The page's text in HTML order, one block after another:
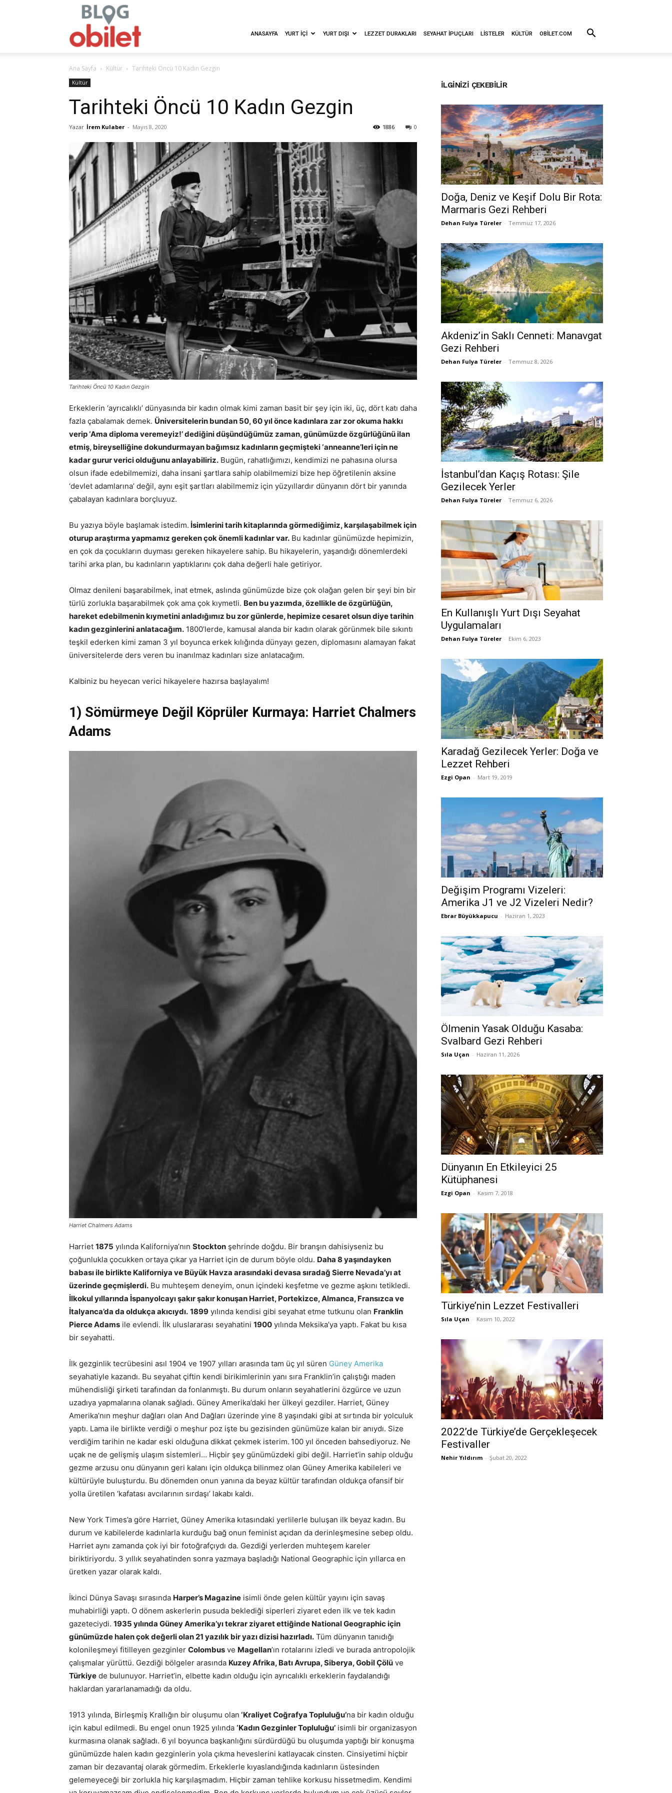
Blog
ANASAYFA YURT İÇI YURT DIŞI LEZZET DURAKLARI SEYAHAT İPUÇLARI LISTELER KÜLTÜR OBILET.COM
Ana Sayfa Kültür Tarihteki Öncü 10 Kadın Gezgin
Kültür
Tarihteki Öncü 10 Kadın Gezgin
Yazar İrem Kulaber - Mayıs 8, 2020 0
1886
Tarihteki Öncü 10 Kadın Gezgin
Erkeklerin ‘ayrıcalıklı’ dünyasında bir kadın olmak kimi zaman basit bir şey için iki, üç, dört katı daha
fazla çabalamak demek. Üniversitelerin bundan 50, 60 yıl önce kadınlara zar zor okuma hakkı
verip ‘Ama diploma veremeyiz!’ dediğini düşündüğümüz zaman, günümüzde özgürlüğünü ilan
etmiş, bireyselliğine dokundurmayan bağımsız kadınların geçmişteki ‘anneanne’leri için ne
kadar gurur verici olduğunu anlayabiliriz. Bugün, rahatlığımızı, kendimizi ne pahasına olursa
olsun ifade edebilmemizi, daha insani şartlara sahip olabilmemizi bize hep öğretilenin aksine
‘devlet adamlarına’ değil, aynı eşit şartları alabilmemiz için yüzyıllardır dünyanın dört bir yanında
çabalayan kadınlara borçluyuz.
Bu yazıya böyle başlamak istedim. İsimlerini tarih kitaplarında görmediğimiz, karşılaşabilmek için
oturup araştırma yapmamız gereken çok önemli kadınlar var. Bu kadınlar günümüzde hepimizin,
en çok da çocukların duyması gereken hikayelere sahip. Bu hikayelerin, yaşandığı dönemlerdeki
tarihi arka plan, bu kadınların yaptıklarını çok daha değerli hale getiriyor.
Olmaz denileni başarabilmek, inat etmek, aslında günümüzde bize çok olağan gelen bir şeyi bin bir
türlü zorlukla başarabilmek çok ama çok kıymetli. Ben bu yazımda, özellikle de özgürlüğün,
hareket edebilmenin kıymetini anladığımız bu zor günlerde, hepimize cesaret olsun diye tarihin
kadın gezginlerini anlatacağım. 1800’lerde, kamusal alanda bir kadın olarak görünmek bile sıkıntı
teşkil ederken kimi zaman 3 yıl boyunca erkek kılığında dünyayı gezen, diplomasını alamayan fakat
üniversitelerde ders veren bu inanılmaz kadınları size anlatacağım.
Kalbiniz bu heyecan verici hikayelere hazırsa başlayalım!
1) Sömürmeye Değil Köprüler Kurmaya: Harriet Chalmers
Adams
Harriet Chalmers Adams
Harriet 1875 yılında Kaliforniya’nın Stockton şehrinde doğdu. Bir branşın dahisiyseniz bu
çoğunlukla çocukken ortaya çıkar ya Harriet için de durum böyle oldu. Daha 8 yaşındayken
babası ile birlikte Kaliforniya ve Büyük Havza arasındaki devasa sıradağ Sierre Nevada’yı at
üzerinde geçmişlerdi. Bu muhteşem deneyim, onun içindeki keşfetme ve gezme aşkını tetikledi.
İlkokul yıllarında İspanyolcayı şakır şakır konuşan Harriet, Portekizce, Almanca, Fransızca ve
İtalyanca’da da oldukça akıcıydı. 1899 yılında kendisi gibi seyahat etme tutkunu olan Franklin
Pierce Adams ile evlendi. İlk uluslararası seyahatini 1900 yılında Meksika’ya yaptı. Fakat bu kısa
bir seyahatti.
İlk gezginlik tecrübesini asıl 1904 ve 1907 yılları arasında tam üç yıl süren Güney Amerika
seyahatiyle kazandı. Bu seyahat çiftin kendi birikimlerinin yanı sıra Franklin’in çalıştığı maden
mühendisliği şirketi tarafından da fonlanmıştı. Bu durum onların seyahatlerini özgürce ve uzun
uzadıya yapmalarına olanak sağladı. Güney Amerika’daki her ülkeyi gezdiler. Harriet, Güney
Amerika’nın meşhur dağları olan And Dağları üzerinde yine 8 yaşındaki gibi at sırtında bir yolculuk
yaptı. Lama ile birlikte verdiği o meşhur poz işte bu gezisinden günümüze kalan bir anıydı. Size
verdiğim tarihin ne kadar eski olduğuna dikkat çekmek isterim. 100 yıl önceden bahsediyoruz. Ne
uçak ne de gelişmiş ulaşım sistemleri… Hiçbir şey günümüzdeki gibi değil. Harriet’in sahip olduğu
gezme arzusu onu dünyanın geri kalanı için oldukça bilinmez olan Güney Amerika kabileleri ve
kültürüyle buluşturdu. Bu dönemden onun yanına da beyaz kültür tarafından oldukça ofansif bir
yolla üretilen ‘kafatası avcılarının sırdaşı’ lakabı kaldı.
New York Times’a göre Harriet, Güney Amerika kıtasındaki yerlilerle buluşan ilk beyaz kadın. Bu
durum ve kabilelerde kadınlarla kurduğu bağ onun feminist açıdan da derinleşmesine sebep oldu.
Harriet aynı zamanda çok iyi bir fotoğrafçıydı da. Gezdiği yerlerden muhteşem kareler
biriktiriyordu. 3 yıllık seyahatinden sonra yazmaya başladığı National Geographic için yıllarca en
üretken yazar olarak kaldı.
İkinci Dünya Savaşı sırasında Harper’s Magazine isimli önde gelen kültür yayını için savaş
muhabirliği yaptı. O dönem askerlerin pusuda beklediği siperleri ziyaret eden ilk ve tek kadın
gazeteciydi. 1935 yılında Güney Amerika’yı tekrar ziyaret ettiğinde National Geographic için
günümüzde halen çok değerli olan 21 yazılık bir yazı dizisi hazırladı. Tüm dünyanın tanıdığı
kolonileşmeyi fitilleyen gezginler Colombus ve Magellan’ın rotalarını izledi ve burada antropolojik
çalışmalar yürüttü. Gezdiği bölgeler arasında Kuzey Afrika, Batı Avrupa, Siberya, Gobil Çölü ve
Türkiye de bulunuyor. Harriet’in, elbette kadın olduğu için ayrıcalıklı erkeklerin faydalandığı
haklardan yararlanamadığı da oldu.
1913 yılında, Birleşmiş Krallığın bir oluşumu olan ‘Kraliyet Coğrafya Topluluğu’na bir kadın olduğu
için kabul edilmedi. Bu engel onun 1925 yılında ‘Kadın Gezginler Topluluğu’ isimli bir organizasyon
kurmasına olanak sağladı. 6 yıl boyunca başkanlığını sürdürdüğü bu oluşumda yaptığı bir konuşma
günümüzde halen kadın gezginlerin yola çıkma heveslerini katlayacak cinsten. Cinsiyetimi hiçbir
zaman bir dezavantaj olarak görmedim. Erkeklerle kıyaslandığında kadınların üstesinden
gelemeyeceği bir zorlukla hiç karşılaşmadım. Hiçbir zaman tehlike korkusu hissetmedim. Kendimi
İLGINIZI ÇEKEBILIR
Doğa, Deniz ve Keşif Dolu Bir Rota:
Marmaris Gezi Rehberi
Dehan Fulya Türeler - Temmuz 17, 2026
Akdeniz’in Saklı Cenneti: Manavgat
Gezi Rehberi
Dehan Fulya Türeler - Temmuz 8, 2026
İstanbul’dan Kaçış Rotası: Şile
Gezilecek Yerler
Dehan Fulya Türeler - Temmuz 6, 2026
En Kullanışlı Yurt Dışı Seyahat
Uygulamaları
Dehan Fulya Türeler - Ekim 6, 2023
Karadağ Gezilecek Yerler: Doğa ve
Lezzet Rehberi
Ezgi Opan - Mart 19, 2019
Değişim Programı Vizeleri:
Amerika J1 ve J2 Vizeleri Nedir?
Ebrar Büyükkapucu - Haziran 1, 2023
Ölmenin Yasak Olduğu Kasaba:
Svalbard Gezi Rehberi
Sıla Uçan - Haziran 11, 2026
Dünyanın En Etkileyici 25
Kütüphanesi
Ezgi Opan - Kasım 7, 2018
Türkiye’nin Lezzet Festivalleri
Sıla Uçan - Kasım 10, 2022
2022’de Türkiye’de Gerçekleşecek
Festivaller
Nehir Yıldırım - Şubat 20, 2022